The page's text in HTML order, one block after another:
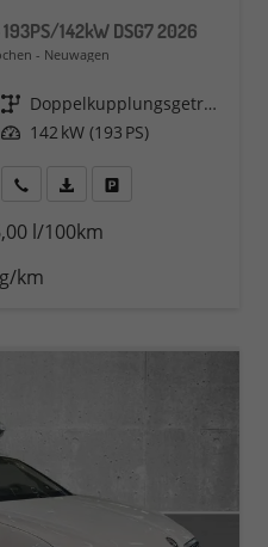
142kW DSG7 2026
Neuwagen
Getriebe
Doppelkupplungsgetriebe (DSG)
Leistung 142 kW (193 PS)
Rückruf PDF-Datei, Fahrzeugexposé
l/100km
km